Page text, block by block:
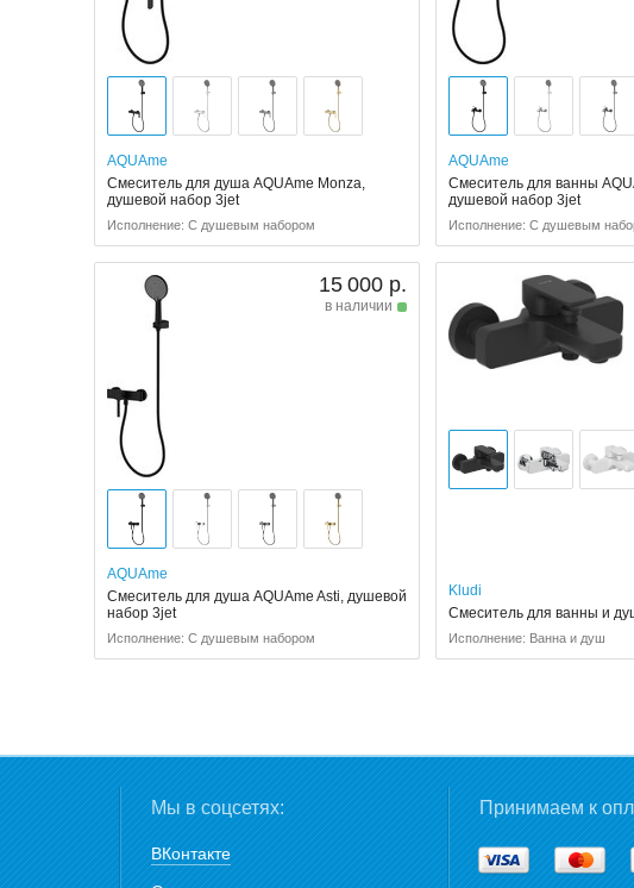
AQUAme
Смеситель для душа AQUAme Monza,
душевой набор 3jet
Исполнение: С душевым набором
AQUAme
Смеситель для ванны
душевой набор 3jet
Исполнение: С душевым
15 000 р.
в наличии
AQUAme
Смеситель для душа AQUAme Asti, душевой
набор 3jet
Исполнение: С душевым набором
Kludi
Смеситель для ванны и
Исполнение: Ванна и душ
Мы в соцсетях:
ВКонтакте
Принимаем к